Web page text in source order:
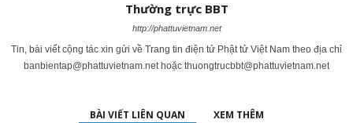
Thường trực BBT
http://phattuvietnam.net
Tin, bài viết cộng tác xin gửi về Trang tin điện tử Phật tử Việt Nam theo địa chỉ
banbientap@phattuvietnam.nethoặc thuongtrucbbt@phattuvietnam.net
BÀI VIẾT LIÊN QUAN XEM THÊM